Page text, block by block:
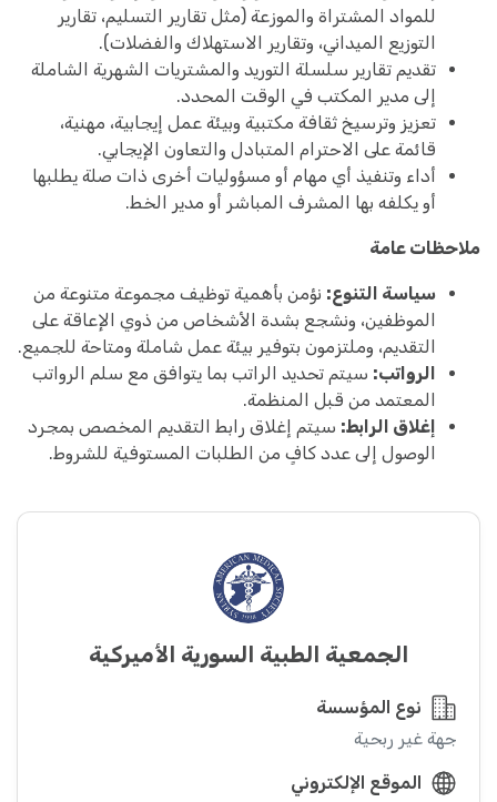
للمواد المشتراة والموزعة (مثل تقارير التسليم، تقارير
التوزيع الميداني، وتقارير الاستهلاك والفضلات).
تقديم تقارير سلسلة التوريد والمشتريات الشهرية الشاملة
إلى مدير المكتب في الوقت المحدد.
تعزيز وترسيخ ثقافة مكتبية وبيئة عمل إيجابية، مهنية،
قائمة على الاحترام المتبادل والتعاون الإيجابي.
أداء وتنفيذ أي مهام أو مسؤوليات أخرى ذات صلة يطلبها
أو يكلفه بها المشرف المباشر أو مدير الخط.
ملاحظات عامة
سياسة التنوع: نؤمن بأهمية توظيف مجموعة متنوعة من
الموظفين، ونشجع بشدة الأشخاص من ذوي الإعاقة على
التقديم، وملتزمون بتوفير بيئة عمل شاملة ومتاحة للجميع.
الرواتب: سيتم تحديد الراتب بما يتوافق مع سلم الرواتب
المعتمد من قبل المنظمة.
إغلاق الرابط: سيتم إغلاق رابط التقديم المخصص بمجرد
الوصول إلى عدد كافٍ من الطلبات المستوفية للشروط.
الجمعية الطبية السورية الأميركية
نوع المؤسسة
جهة غير ربحية
الموقع الإلكتروني